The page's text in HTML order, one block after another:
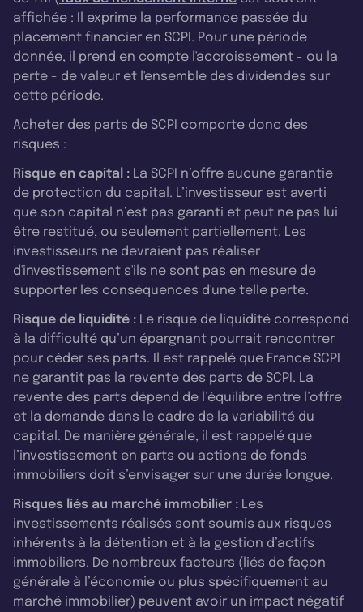
affichée : Il exprime la performance passée du
placement financier en SCPI. Pour une période
donnée, il prend en compte l'accroissement - ou la
perte - de valeur et l'ensemble des dividendes sur
cette période.
Acheter des parts de SCPI comporte donc des
risques :
Risque en capital : La SCPI n’offre aucune garantie
de protection du capital. L’investisseur est averti
que son capital n’est pas garanti et peut ne pas lui
être restitué, ou seulement partiellement. Les
investisseurs ne devraient pas réaliser
d'investissement s'ils ne sont pas en mesure de
supporter les conséquences d'une telle perte.
Risque de liquidité : Le risque de liquidité correspond
à la difficulté qu’un épargnant pourrait rencontrer
pour céder ses parts. Il est rappelé que France SCPI
ne garantit pas la revente des parts de SCPI. La
revente des parts dépend de l’équilibre entre l’offre
et la demande dans le cadre de la variabilité du
capital. De manière générale, il est rappelé que
l’investissement en parts ou actions de fonds
immobiliers doit s’envisager sur une durée longue.
Risques liés au marché immobilier : Les
investissements réalisés sont soumis aux risques
inhérents à la détention et à la gestion d’actifs
immobiliers. De nombreux facteurs (liés de façon
générale à l’économie ou plus spécifiquement au
marché immobilier) peuvent avoir un impact négatif